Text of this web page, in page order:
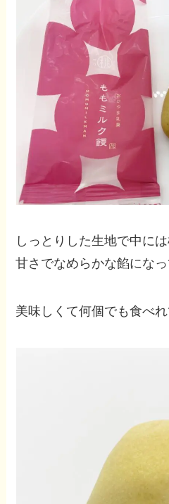
しっとりした生地で中に
甘さでなめらかな餡になっ
美味しくて何個でも食べれ